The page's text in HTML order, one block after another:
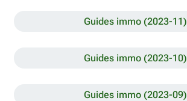
Guides immo (2023-11)
Guides immo (2023-10)
Guides immo (2023-09)